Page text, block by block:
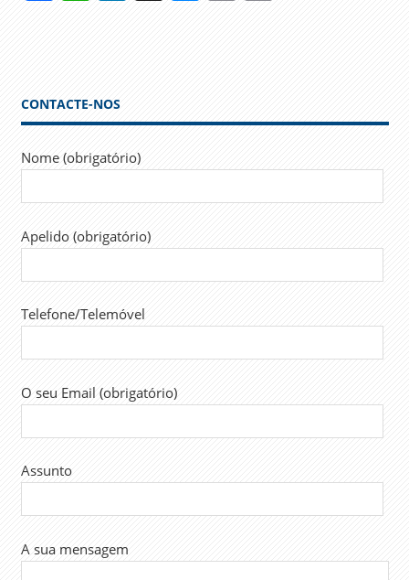
CONTACTE-NOS
Nome (obrigatório)
Apelido (obrigatório)
Telefone/Telemóvel
O seu Email (obrigatório)
Assunto
A sua mensagem